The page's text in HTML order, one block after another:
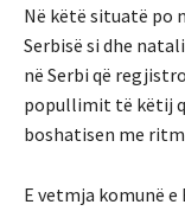
Në këtë situatë po
Serbisë si dhe
në Serbi që
popullimit të këtij
boshatisen me
E vetmja komunë